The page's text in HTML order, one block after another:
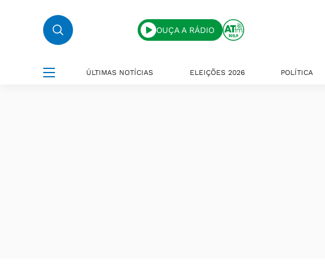
OUÇA A RÁDIO
ÚLTIMAS NOTÍCIAS ELEIÇÕES 2026 POLÍTICA